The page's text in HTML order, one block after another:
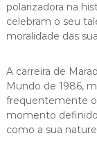
polarizadora na
celebram o seu
moralidade das
A carreira de
Mundo de 1986,
frequentemente
momento
como a sua